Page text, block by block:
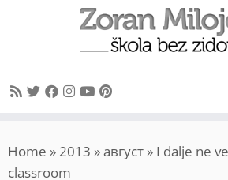
to
content
Home »2013 »август » I dalje ne
classroom